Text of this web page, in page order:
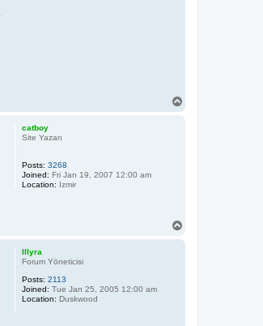
catboy
Site Yazarı
Posts: 3268
Joined: Fri Jan 19, 2007 12:00 am
Location: Izmir
Illyra
Forum Yöneticisi
Posts: 2113
Joined: Tue Jan 25, 2005 12:00 am
Location: Duskwood